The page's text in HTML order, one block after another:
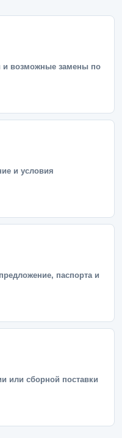
и возможные замены по
и условия
паспорта и
или сборной поставки